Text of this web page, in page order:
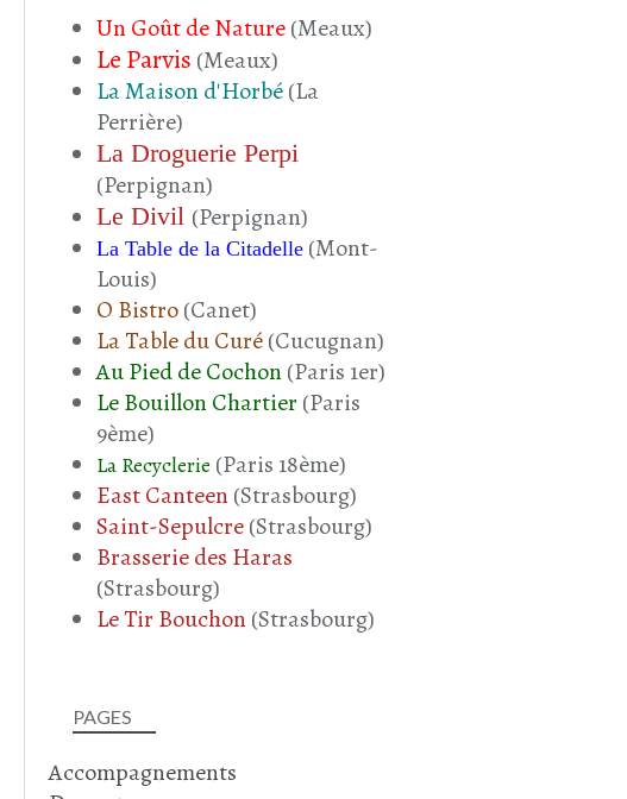
PAGES
Accompagnements
Un Goût de Nature(Meaux)
Le Parvis (Meaux)
La Maison d'Horbé(La
Perrière)
La Droguerie Perpi
(Perpignan)
Le Divil (Perpignan)
La Table de la Citadelle (Mont-
Louis)
O Bistro(Canet)
La Table du Curé(Cucugnan)
Au Pied de Cochon(Paris 1er)
Le Bouillon Chartier (Paris
9ème)
La Recyclerie (Paris 18ème)
East Canteen(Strasbourg)
Saint-Sepulcre(Strasbourg)
Brasserie des Haras
(Strasbourg)
Le Tir Bouchon(Strasbourg)